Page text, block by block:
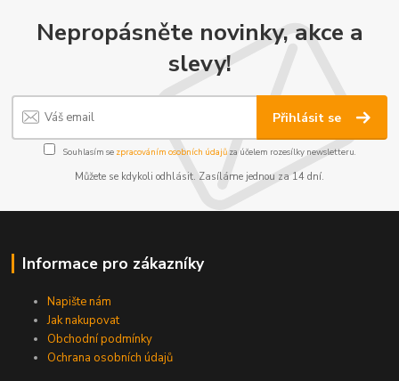
Nepropásněte novinky, akce a
slevy!
Přihlásit se
Souhlasím se zpracováním osobních údajůza účelem rozesílky newsletteru.
Můžete se kdykoli odhlásit. Zasíláme jednou za 14 dní.
Informace pro zákazníky
Napište nám
Jak nakupovat
Obchodní podmínky
Ochrana osobních údajů